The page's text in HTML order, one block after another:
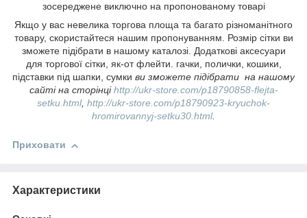
зосереджене виключно на пропонованому товарі
Якщо у вас невелика торгова площа та багато різноманітного
товару, скористайтеся нашим пропонуванням. Розмір сітки ви
зможете підібрати в нашому каталозі. Додаткові аксесуари
для торгової сітки, як-от флейти. гачки, полички, кошики,
підставки під шапки, сумки ви зможете підібрати на нашому
сайті на сторінціhttp://ukr-store.com/p18790858-flejta-
setku.html, http://ukr-store.com/p18790923-kryuchok-
hromirovannyj-setku30.html.
Приховати
Характеристики